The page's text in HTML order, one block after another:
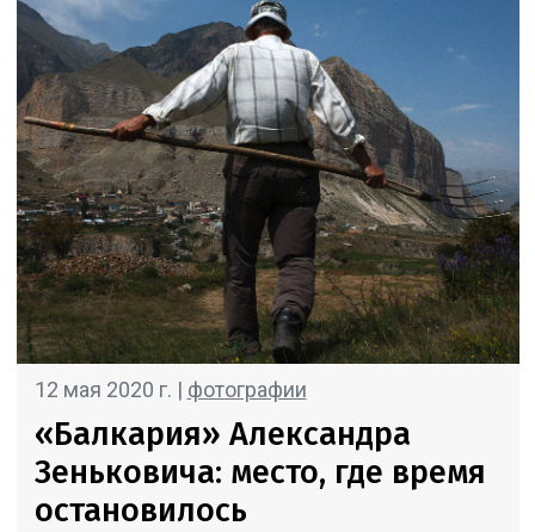
12 мая 2020 г. | фотографии
«Балкария» Александра
Зеньковича: место, где время
остановилось